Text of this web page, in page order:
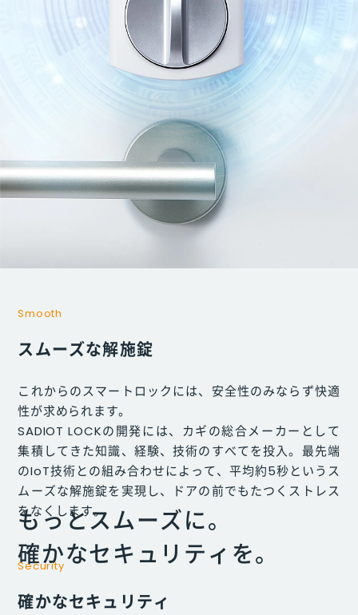
もっとスムーズに。
確かなセキュリティを。
Smooth
スムーズな解施錠
これからのスマートロックには、安全性のみならず快適
性が求められます。
SADIOT LOCKの開発には、カギの総合メーカーとして
集積してきた知識、経験、技術のすべてを投入。最先端
のIoT技術との組み合わせによって、平均約5秒というス
ムーズな解施錠を実現し、ドアの前でもたつくストレス
をなくします。
Security
確かなセキュリティ